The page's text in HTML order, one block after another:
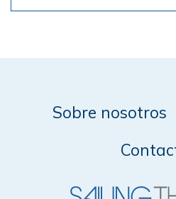
Sobre nosotros